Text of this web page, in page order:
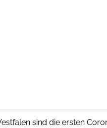
sind die ersten